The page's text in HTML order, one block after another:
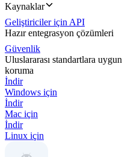
Kaynaklar
Geliştiriciler için API
Hazır entegrasyon çözümleri
Güvenlik
Uluslararası standartlara uygun
koruma
İndir
Windows için
İndir
Mac için
İndir
Linux için